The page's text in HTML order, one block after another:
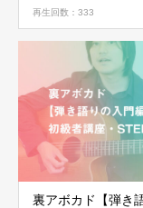
STEP 05】
再生回数：333
裏アボカド【弾き